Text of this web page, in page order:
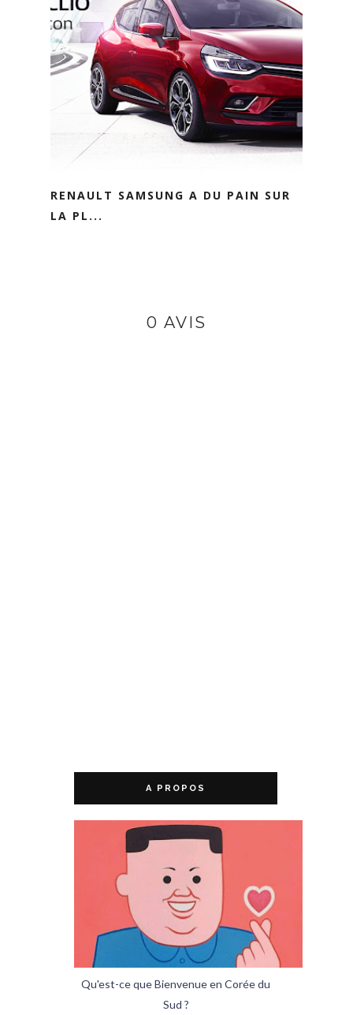
RENAULT SAMSUNG A DU PAIN SUR
LA PL...
0 AVIS
A PROPOS
Qu'est-ce que Bienvenue en Corée du
Sud ?